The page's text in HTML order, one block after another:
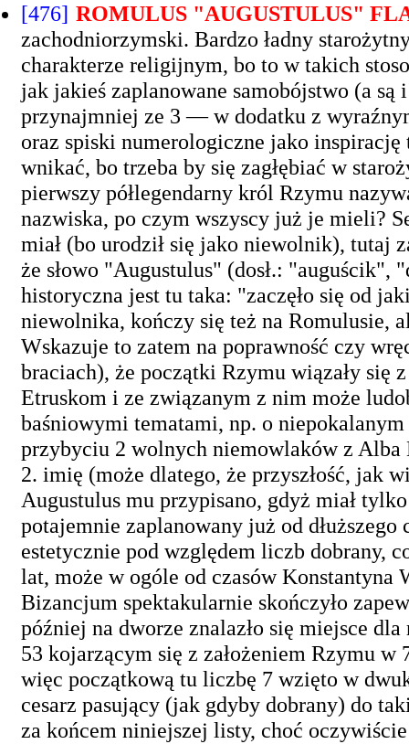
[476] ROMULUS "AUGUSTULUS"
zachodniorzymski. Bardzo ładny
charakterze religijnym, bo to w takich
jak jakieś zaplanowane samobójstwo (a
przynajmniej ze 3 — w dodatku z
oraz spiski numerologiczne jako
wnikać, bo trzeba by się zagłębiać w
pierwszy półlegendarny król Rzymu
nazwiska, po czym wszyscy już je mieli?
miał (bo urodził się jako niewolnik), tutaj
że słowo "Augustulus" (dosł.:
historyczna jest tu taka: "zaczęło się od
niewolnika, kończy się też na Romulusie,
Wskazuje to zatem na poprawność czy
braciach), że początki Rzymu wiązały
Etruskom i ze związanym z nim może
baśniowymi tematami, np. o
przybyciu 2 wolnych niemowlaków z
2. imię (może dlatego, że przyszłość, jak
Augustulus mu przypisano, gdyż miał
potajemnie zaplanowany już od
estetycznie pod względem liczb dobrany,
lat, może w ogóle od czasów
Bizancjum spektakularnie skończyło
później na dworze znalazło się miejsce
53 kojarzącym się z założeniem Rzymu
więc początkową tu liczbę 7 wzięto w
cesarz pasujący (jak gdyby dobrany) do
za końcem niniejszej listy, choć